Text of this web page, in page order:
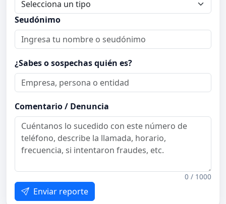
Seudónimo
¿Sabes o sospechas quién es?
Comentario / Denuncia
0 / 1000
Enviar reporte